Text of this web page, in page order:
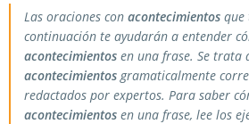
Las oraciones con acontecimientos que
continuación te ayudarán a entender
acontecimientos en una frase. Se trata
acontecimientosgramaticalmente
redactados por expertos. Para saber
acontecimientos en una frase, lee los